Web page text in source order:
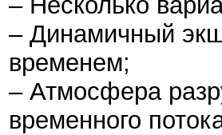
– Динамичный
временем;
– Атмосфера
временного